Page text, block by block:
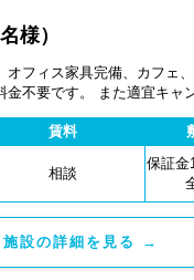
様）
フィス家具完備、カフェ
不要です。 また適宜キャ
賃料
相談
保証金
施設の詳細を見る →